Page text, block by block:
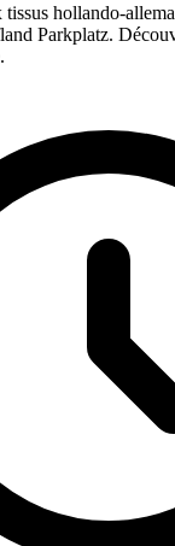
hollando-
Parkplatz.